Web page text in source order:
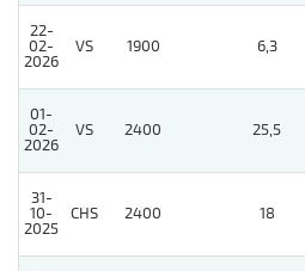
22-
02-
2026
VS 1900 6,3
01-
02-
2026
VS 2400 25,5
31-
10-
2025
CHS 2400 18